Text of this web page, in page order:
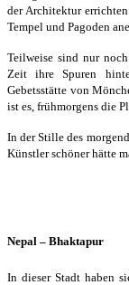
der Architektur
Tempel und Pagoden
Teilweise sind nur
Zeit ihre Spuren
Gebetsstätte von
ist es, frühmorgens die
In der Stille des
Künstler schöner hätte
Nepal – Bhaktapur
In dieser Stadt haben